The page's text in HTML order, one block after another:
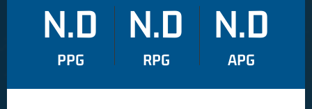
N.D
PPG
N.D
RPG
N.D
APG